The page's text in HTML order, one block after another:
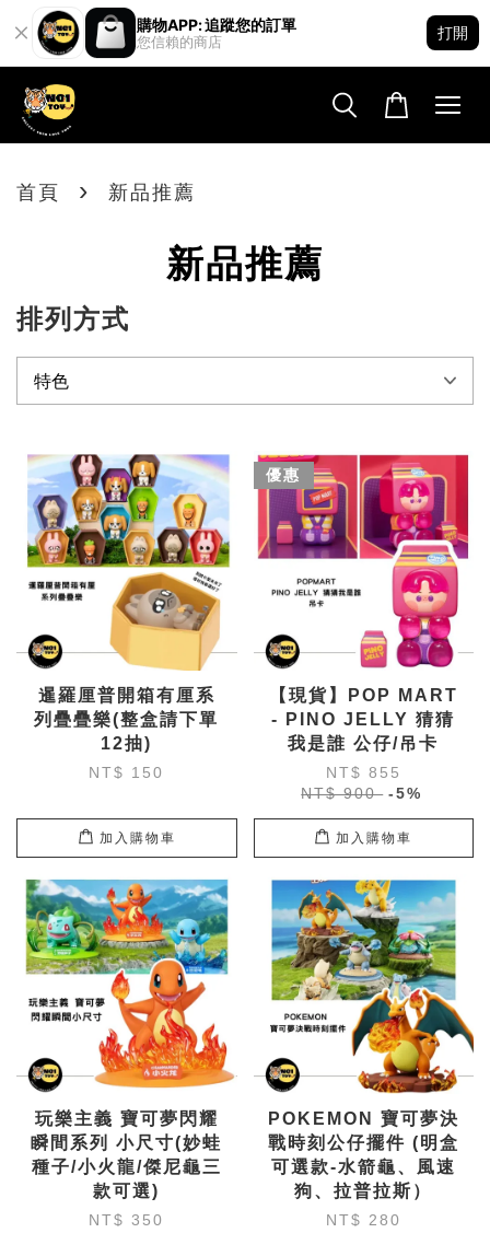
購物APP: 追蹤您的訂單
您信賴的商店
打開
首頁 › 新品推薦
新品推薦
排列方式
暹羅厘普開箱有厘系
列疊疊樂(整盒請下單
12抽)
NT$ 150
加入購物車
優惠
【現貨】POP MART
- PINO JELLY 猜猜
我是誰 公仔/吊卡
NT$ 855
NT$ 900 -5%
加入購物車
玩樂主義 寶可夢閃耀
瞬間系列 小尺寸(妙蛙
種子/小火龍/傑尼龜三
款可選)
NT$ 350
POKEMON 寶可夢決
戰時刻公仔擺件 (明盒
可選款-水箭龜、風速
狗、拉普拉斯）
NT$ 280